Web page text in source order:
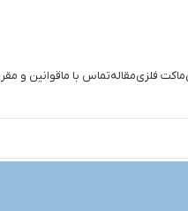
ماکت فلزیمقالهتماس با ماقوانین و